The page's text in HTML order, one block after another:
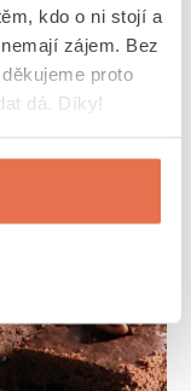
kdo o ni stojí a
zájem. Bez
proto
dá. Díky!
a ten